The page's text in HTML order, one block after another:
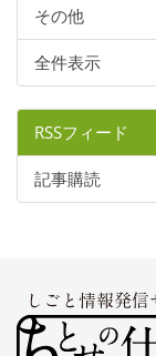
その他
全件表示
RSSフィード
記事購読